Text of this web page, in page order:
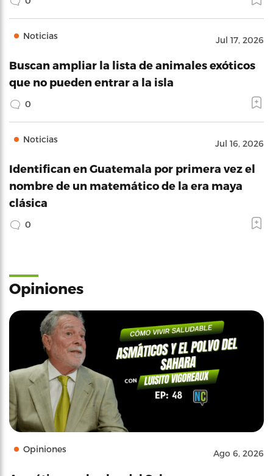
Noticias Jul 17, 2026
Buscan ampliar la lista de animales exóticos
que no pueden entrar a la isla
0
Noticias Jul 16, 2026
Identifican en Guatemala por primera vez el
nombre de un matemático de la era maya
clásica
0
Opiniones
Opiniones Ago 6, 2026